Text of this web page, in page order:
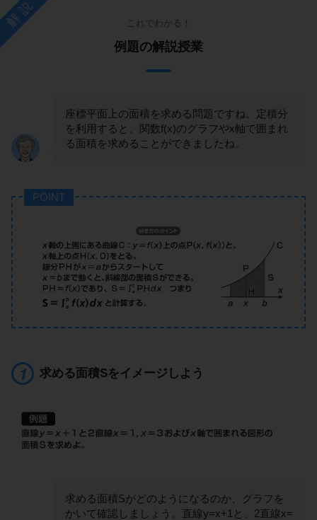
解説 これでわかる！
例題の解説授業
座標平面上の面積を求める問題ですね。定積分
を利用すると、関数f(x)のグラフやx軸で囲まれ
る面積を求めることができましたね。
POINT
求める面積Sをイメージしよう
求める面積Sがどのようになるのか、グラフを
かいて確認しましょう。直線y=x+1と、2直線x=